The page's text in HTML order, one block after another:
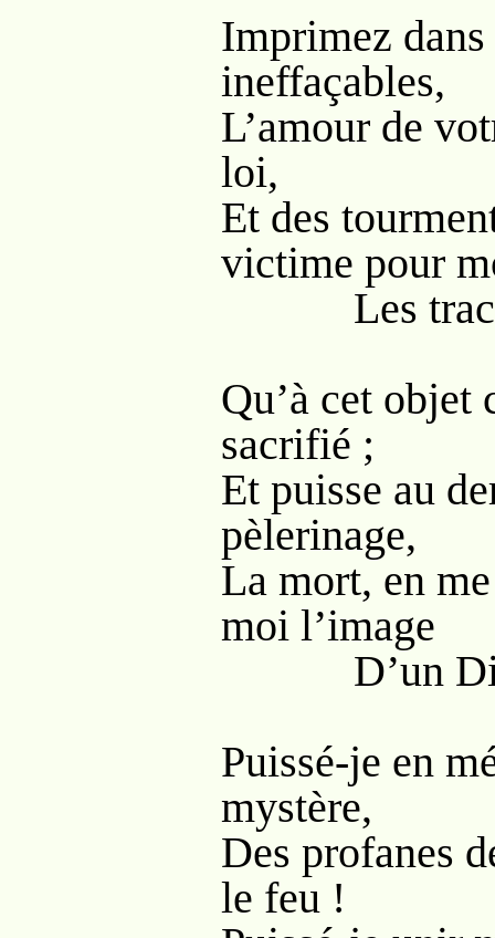
Imprimez
ineffaçables,
L’amour de
loi,
Et des
victime pour
Les traces
Qu’à cet objet
sacrifié ;
Et puisse au
pèlerinage,
La mort, en
moi l’image
D’un
Puissé-je en
mystère,
Des profanes
le feu !